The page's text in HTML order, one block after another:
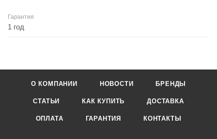
Гарантия
1 год
О КОМПАНИИ НОВОСТИ БРЕНДЫ
СТАТЬИ КАК КУПИТЬ ДОСТАВКА
ОПЛАТА ГАРАНТИЯ КОНТАКТЫ